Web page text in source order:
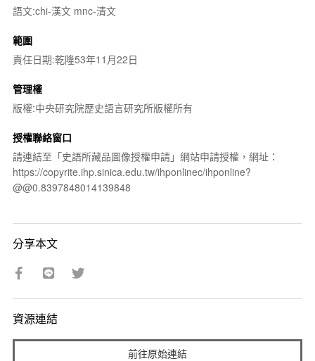
語文:chi-漢文 mnc-清文
範圍
責任日期:乾隆53年11月22日
管理權
版權:中央研究院歷史語言研究所版權所有
授權聯絡窗口
請連結至「史語所藏品圖像授權申請」網站申請授權，網址：
https://copyrite.ihp.sinica.edu.tw/ihponlinec/ihponline?
@@0.8397848014139848
分享本文
資源連結
前往原始連結